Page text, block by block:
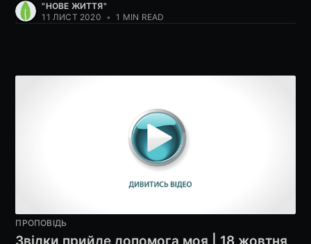
"НОВЕ ЖИТТЯ"
11 ЛИСТ 2020 • 1 MIN READ
ПРОПОВІДЬ
Звідки прийде допомога моя | 18 жовтня